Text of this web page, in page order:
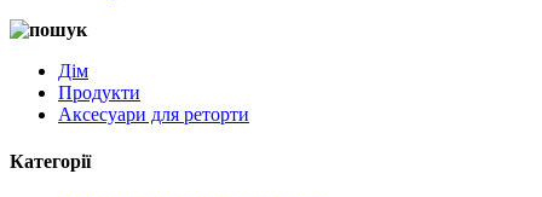
Дім
Продукти
Аксесуари для реторти
Категорії